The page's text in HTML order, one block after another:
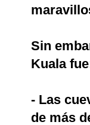
Sin
Kuala
- Las
de más